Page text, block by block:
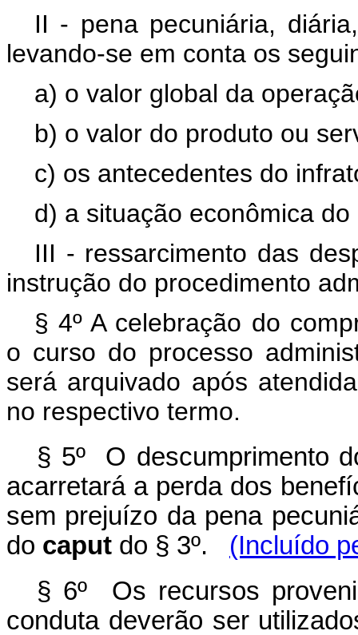
II - pena pecuniária,
levando-se em conta os
a) o valor global da
b) o valor do produto ou
c) os antecedentes do
d) a situação econômica do
III - ressarcimento das
instrução do procedimento
§ 4º A celebração do
o curso do processo
será arquivado após
no respectivo termo.
§ 5º O descumprimento
acarretará a perda dos
sem prejuízo da pena
do caput do § 3º. (Incluído
§ 6º Os recursos
conduta deverão ser